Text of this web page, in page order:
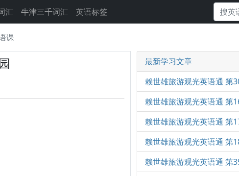
汇 牛津三千词汇 英语标签
课
最新学习文章
赖世雄旅游观光英语通 第
赖世雄旅游观光英语通
赖世雄旅游观光英语通 第
赖世雄旅游观光英语通 第